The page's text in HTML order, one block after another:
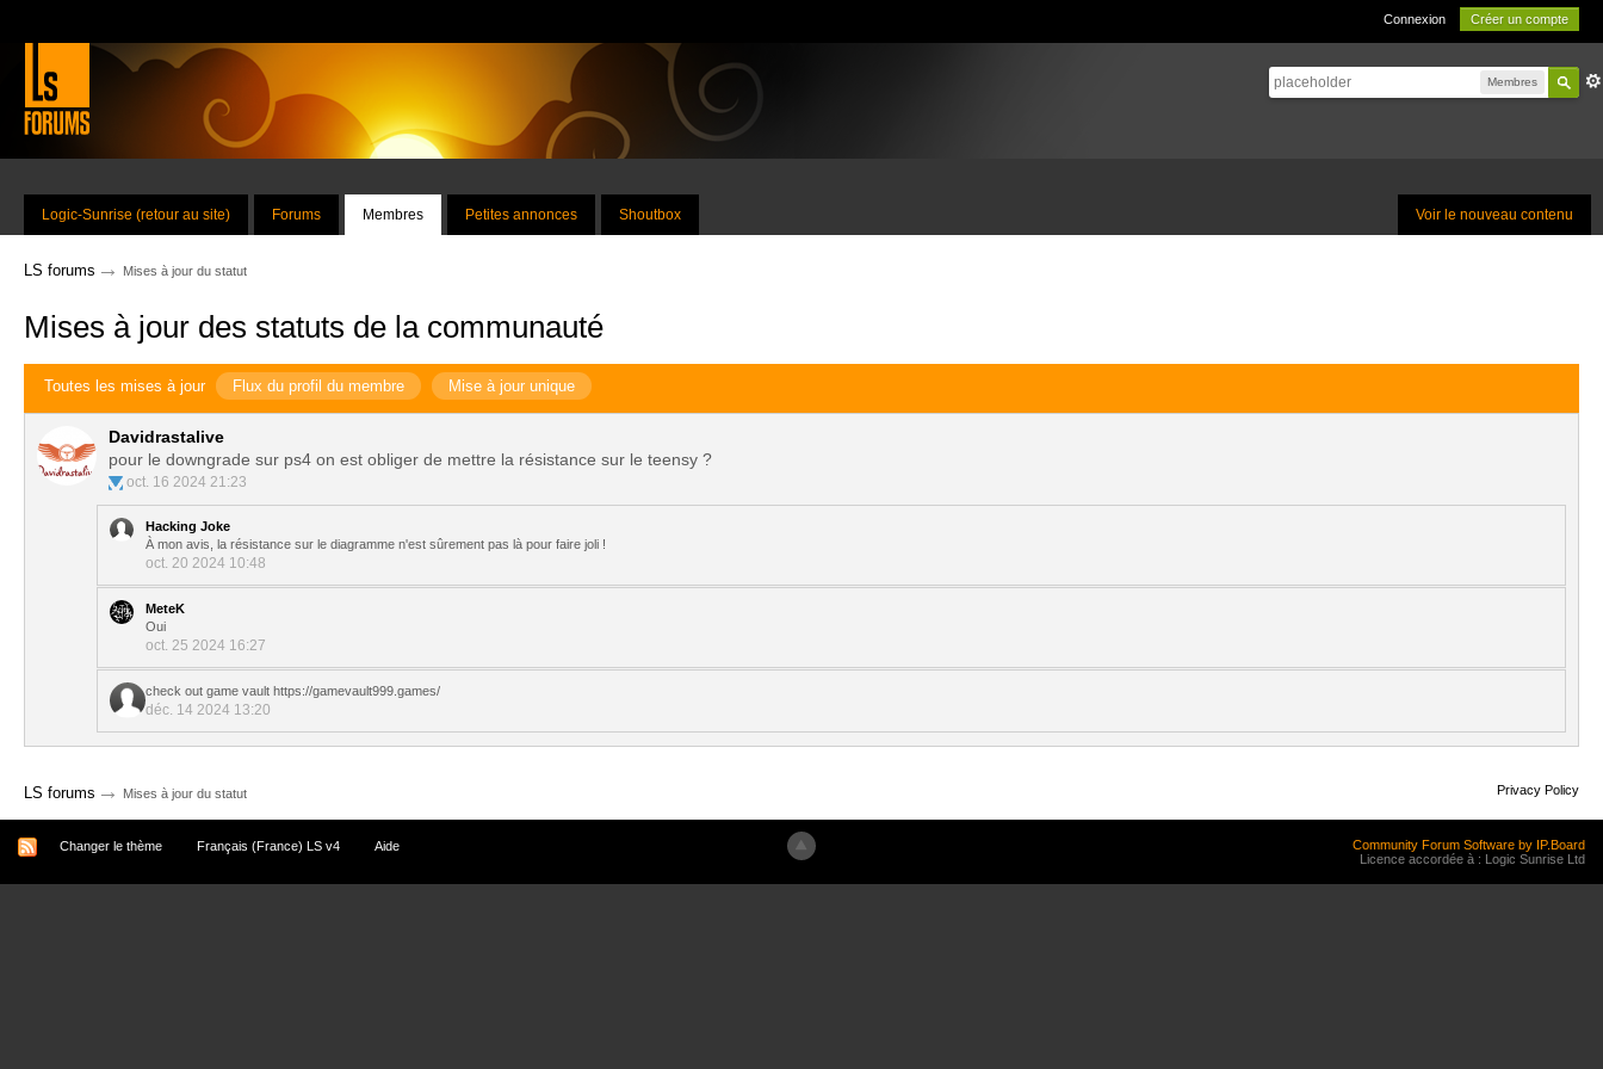
Connexion Créer un compte
Membres
Voir le nouveau contenu
Logic-Sunrise (retour au site) Forums Membres Petites annonces Shoutbox
LS forums → Mises à jour du statut
Mises à jour des statuts de la communauté
Toutes les mises à jour Flux du profil du membre Mise à jour unique
Davidrastalive
pour le downgrade sur ps4 on est obliger de mettre la résistance sur le teensy ?
oct. 16 2024 21:23
Hacking Joke
À mon avis, la résistance sur le diagramme n'est sûrement pas là pour faire joli !
oct. 20 2024 10:48
MeteK
Oui
oct. 25 2024 16:27
check out game vault https://gamevault999.games/
déc. 14 2024 13:20
LS forums → Mises à jour du statut Privacy Policy
Changer le thème Français (France) LS v4 Aide
Community Forum Software by IP.Board
Licence accordée à : Logic Sunrise Ltd